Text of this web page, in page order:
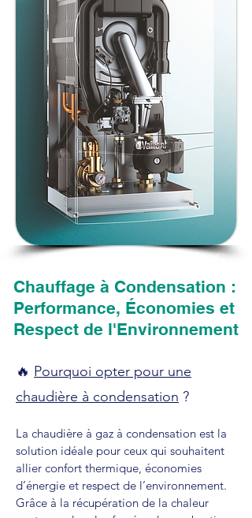
Chauffage à Condensation :
Performance, Économies et
Respect de l'Environnement
🔥 Pourquoi opter pour une
chaudière à condensation ?
La chaudière à gaz à condensation est la
solution idéale pour ceux qui souhaitent
allier confort thermique, économies
d’énergie et respect de l’environnement.
Grâce à la récupération de la chaleur